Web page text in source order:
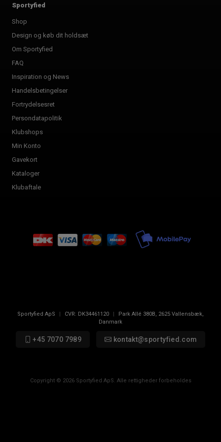
Sportyfied
Shop
Design og køb dit holdsæt
Om Sportyfied
FAQ
Inspiration og News
Handelsbetingelser
Fortrydelsesret
Persondatapolitik
Klubshops
Min Konto
Gavekort
Kataloger
Klubaftale
Sportyfied ApS | CVR: DK34461120 | Park Allé 380B, 2625 Vallensbæk,
Danmark
+45 7070 7989 kontakt@sportyfied.com
Copyright © 2026 Sportyfied ApS. Alle rettigheder forbeholdes